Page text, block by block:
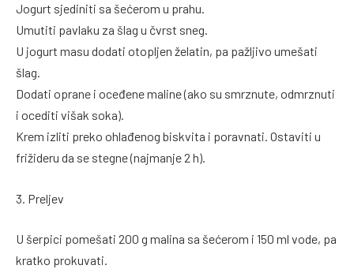
Jogurt sjediniti sa šećerom u prahu.
Umutiti pavlaku za šlag u čvrst sneg.
U jogurt masu dodati otopljen želatin, pa pažljivo umešati
šlag.
Dodati oprane i oceđene maline (ako su smrznute, odmrznuti
i ocediti višak soka).
Krem izliti preko ohlađenog biskvita i poravnati. Ostaviti u
frižideru da se stegne (najmanje 2 h).
3. Preljev
U šerpici pomešati 200 g malina sa šećerom i 150 ml vode, pa
kratko prokuvati.